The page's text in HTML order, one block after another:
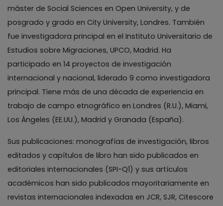
máster de Social Sciences en Open University, y de
posgrado y grado en City University, Londres. También
fue investigadora principal en el Instituto Universitario de
Estudios sobre Migraciones, UPCO, Madrid. Ha
participado en 14 proyectos de investigación
internacional y nacional, liderado 9 como investigadora
principal. Tiene más de una década de experiencia en
trabajo de campo etnográfico en Londres (R.U.), Miami,
Los Ángeles (EE.UU.), Madrid y Granada (España).
Sus publicaciones: monografías de investigación, libros
editados y capítulos de libro han sido publicados en
editoriales internacionales (SPI-Q1) y sus artículos
académicos han sido publicados mayoritariamente en
revistas internacionales indexadas en JCR, SJR, Citescore